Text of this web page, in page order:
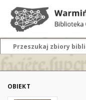
OBIEKT